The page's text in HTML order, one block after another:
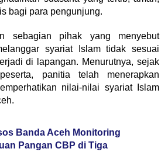
bagi para pengunjung.
sebagian pihak yang menyebut
syariat Islam tidak sesuai
di lapangan. Menurutnya, sejak
panitia telah menerapkan
nilai-nilai syariat Islam
Banda Aceh Monitoring
Pangan CBP di Tiga